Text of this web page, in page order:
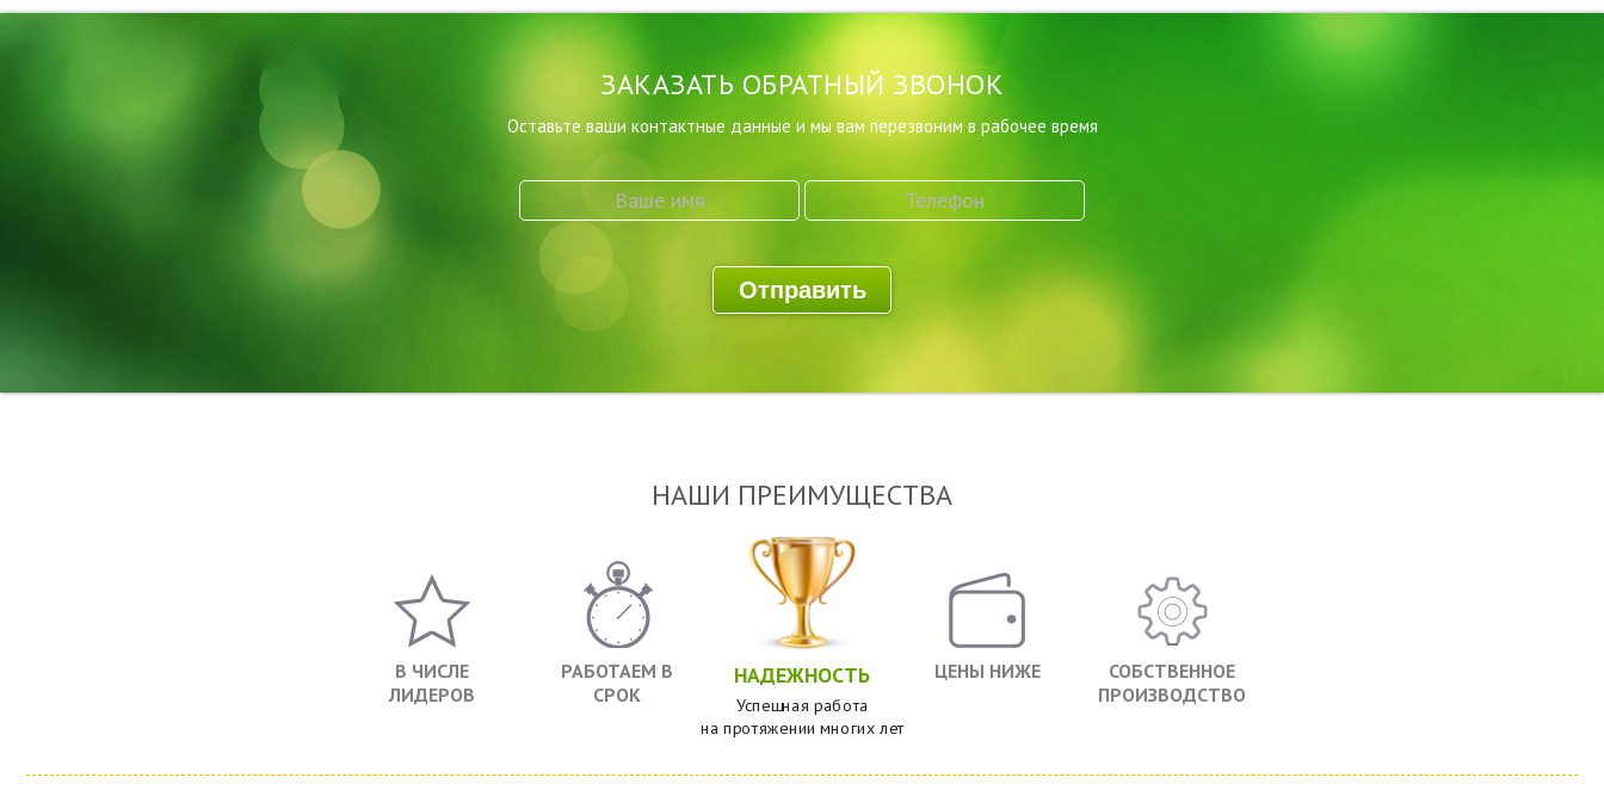
ЗАКАЗАТЬ ОБРАТНЫЙ ЗВОНОК
Оставьте ваши контактные данные и мы вам перезвоним в рабочее время
НАШИ ПРЕИМУЩЕСТВА
В ЧИСЛЕ
ЛИДЕРОВ
РАБОТАЕМ В
СРОК
НАДЕЖНОСТЬ
Успешная работа
на протяжении многих лет
ЦЕНЫ НИЖЕ
СОБСТВЕННОЕ
ПРОИЗВОДСТВО